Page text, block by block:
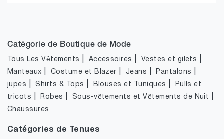
Catégorie de Boutique de Mode
Tous Les Vêtements Accessoires Vestes et gilets
Manteaux Costume et Blazer Jeans Pantalons
jupes |Shirts & Tops Blouses et Tuniques
Pulls et
tricots
Robes Sous-vêtements et Vêtements de Nuit
Chaussures
Catégories de Tenues